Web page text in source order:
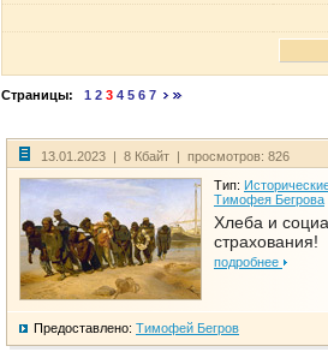
Страницы: 1 2 3 4 5 6 7
13.01.2023 | 8 Кбайт | просмотров: 826
Тип:
Тимофея Бегрова
Хлеба и
страхования!
подробнее
Предоставлено: Тимофей Бегров